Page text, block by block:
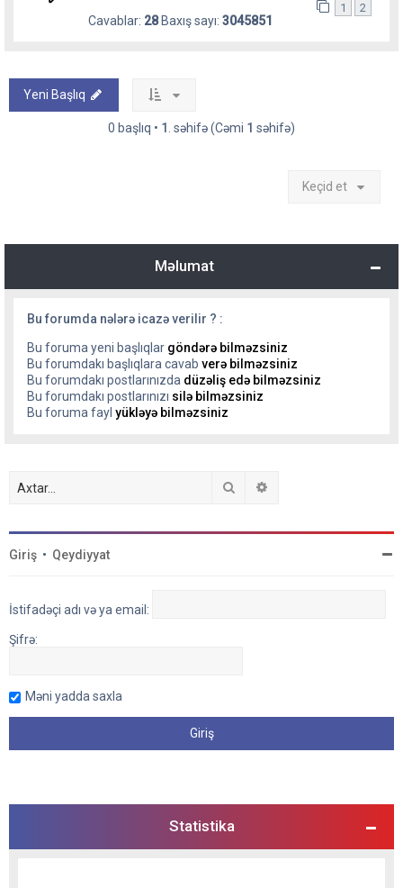
Cavablar: 28Baxış sayı: 3045851
1 2
Yeni Başlıq
0 başlıq • 1 . səhifə (Cəmi 1 səhifə)
Keçid et
Məlumat
Bu forumda nələrə icazə verilir ? :
Bu foruma yeni başlıqlar göndərə bilməzsiniz
Bu forumdakı başlıqlara cavab verə bilməzsiniz
Bu forumdakı postlarınızda düzəliş edə bilməzsiniz
Bu forumdakı postlarınızı silə bilməzsiniz
Bu foruma fayl yükləyə bilməzsiniz
Axtar
Giriş • Qeydiyyat
İstifadəçi adı və ya email:
Şifrə:
Məni yadda saxla
Statistika